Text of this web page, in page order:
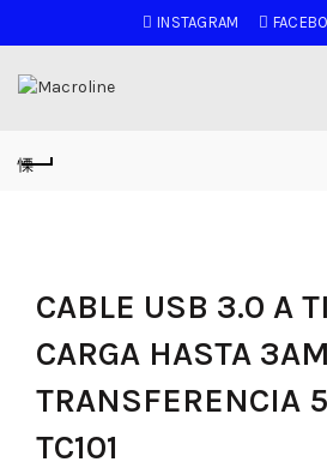
INSTAGRAM
CABLE USB 3.0 A
CARGA HASTA
TRANSFERENCIA
TC101